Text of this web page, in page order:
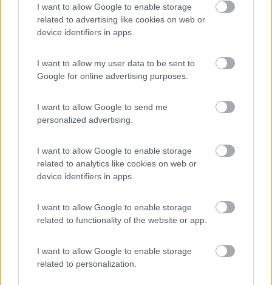
I want to allow Google to enable storage
related to advertising like cookies on web or
device identifiers in apps.
I want to allow my user data to be sent to
Google for online advertising purposes.
I want to allow Google to send me
personalized advertising.
I want to allow Google to enable storage
related to analytics like cookies on web or
device identifiers in apps.
I want to allow Google to enable storage
related to functionality of the website or app.
I want to allow Google to enable storage
related to personalization.
Servizi / Posizione
Agricampeggio su sterrato in zona isolata, camper
service...
Loc. Preddu Nieddu